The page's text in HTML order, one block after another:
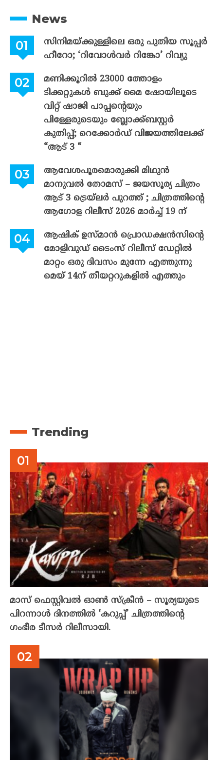
News
സിനിമയ്ക്കുള്ളിലെ ഒരു പുതിയ സൂപ്പർ
ഹീറോ; ‘റിവോൾവർ റിങ്കോ’ റിവ്യു
മണിക്കൂറിൽ 23000 ത്തോളം
ടിക്കറ്റുകൾ ബുക്ക് മൈ ഷോയിലൂടെ
വിറ്റ് ഷാജി പാപ്പന്റെയും
പിള്ളേരുടെയും ബ്ലോക്ക്ബസ്റ്റർ
കുതിപ്പ്; റെക്കോർഡ് വിജയത്തിലേക്ക്
“ആട് 3 “
ആവേശപൂരമൊരുക്കി മിഥുൻ
മാനുവൽ തോമസ് – ജയസൂര്യ ചിത്രം
ആട് 3 ട്രെയ്‌ലർ പുറത്ത് ; ചിത്രത്തിന്റെ
ആഗോള റിലീസ് 2026 മാർച്ച് 19 ന്
ആഷിക് ഉസ്മാൻ പ്രൊഡക്ഷൻസിന്റെ
മോളിവുഡ് ടൈംസ് റിലീസ് ഡേറ്റിൽ
മാറ്റം ഒരു ദിവസം മുന്നേ എത്തുന്നു
മെയ് 14ന് തീയറ്ററുകളിൽ എത്തും
Trending
മാസ് ഫെസ്റ്റിവൽ ഓൺ സ്‌ക്രീൻ – സൂര്യയുടെ
പിറന്നാൾ ദിനത്തിൽ ‘കറുപ്പ്’ ചിത്രത്തിന്റെ
ഗംഭീര ടീസർ റിലീസായി.